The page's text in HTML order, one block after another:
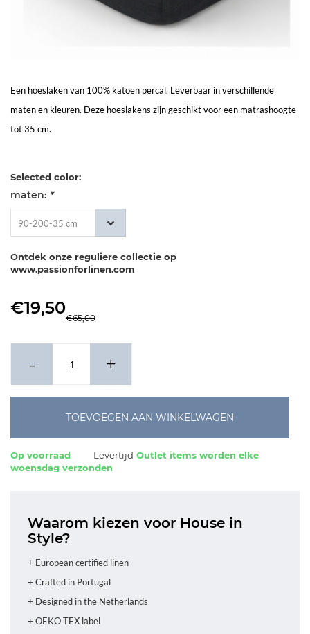
Klantenservice
Een hoeslaken van 100% katoen percal. Leverbaar in verschillende
maten en kleuren. Deze hoeslakens zijn geschikt voor een matrashoogte
tot 35 cm.
Selected color:
maten: *
90-200-35 cm
Ontdek onze reguliere collectie op
www.passionforlinen.com
€19,50
€65,00
- +
TOEVOEGEN AAN WINKELWAGEN
Op voorraad Levertijd Outlet items worden elke
woensdag verzonden
Waarom kiezen voor House in
Style?
+ European certified linen
+ Crafted in Portugal
+ Designed in the Netherlands
+ OEKO TEX label